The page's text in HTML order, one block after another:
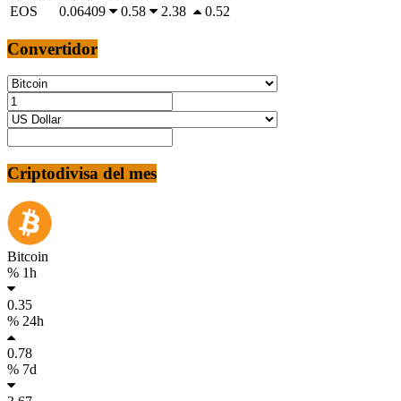
EOS
0.06409 0.58 2.38 0.52
Convertidor
Criptodivisa del mes
Bitcoin
% 1h
0.35
% 24h
0.78
% 7d